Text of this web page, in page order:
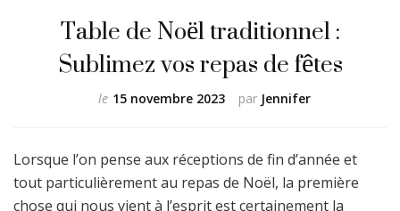
Table de Noël traditionnel :
Sublimez vos repas de fêtes
par Jennifer
le 15 novembre 2023
Lorsque l’on pense aux réceptions de fin d’année et
tout particulièrement au repas de Noël, la première
chose qui nous vient à l’esprit est certainement la